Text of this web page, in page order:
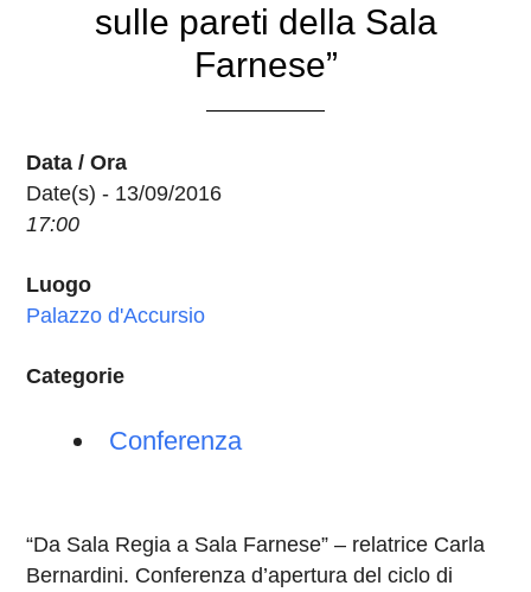
sulle pareti della Sala
Farnese”
Data / Ora
Date(s) - 13/09/2016
17:00
Luogo
Palazzo d'Accursio
Categorie
Conferenza
“Da Sala Regia a Sala Farnese” – relatrice Carla
Bernardini. Conferenza d’apertura del ciclo di